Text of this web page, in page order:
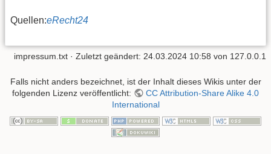
Quellen:eRecht24
impressum.txt · Zuletzt geändert: 24.03.2024 10:58 von 127.0.0.1
Falls nicht anders bezeichnet, ist der Inhalt dieses Wikis unter der
folgenden Lizenz veröffentlicht:
CC Attribution-Share Alike 4.0
International